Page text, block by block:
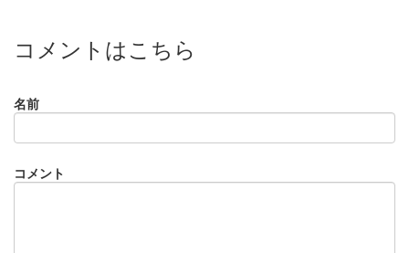
コメントはこちら
名前
コメント